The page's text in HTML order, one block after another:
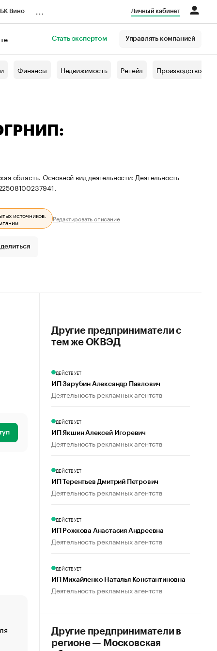
Вино Личный кабинет
Стать экспертом Управлять компанией
Финансы Недвижимость Ретейл Производство
область. Основной вид деятельности: Деятельность
источников.
Редактировать описание
«От спорта тело стареет иначе». Как живет глава
создавшей GTA
Другие предприниматели с
тем же ОКВЭД
ДЕЙСТВУЕТ
ИП Зарубин Александр Павлович
Деятельность рекламных агентств
ДЕЙСТВУЕТ
ИП Якшин Алексей Игоревич
Деятельность рекламных агентств
ДЕЙСТВУЕТ
ИП Терентьев Дмитрий Петрович
Деятельность рекламных агентств
ДЕЙСТВУЕТ
ИП Рожкова Анастасия Андреевна
Деятельность рекламных агентств
ДЕЙСТВУЕТ
ИП Михайленко Наталья Константиновна
Деятельность рекламных агентств
Другие предприниматели в
регионе — Московская